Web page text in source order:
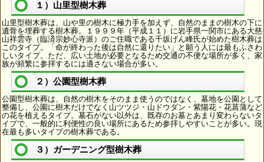
１）山里型樹木葬
山里型樹木葬は、山や里の樹木に極力手を加えず、自然のままの樹木の下に
遺骨を埋葬する樹木葬。１９９９年（平成１１）に岩手県一関市にある大慈
山祥雲寺（臨済宗妙心寺派）のご住職である千坂げん峰氏が始めた樹木葬は
このタイプ。「命が終わった後は自然に還りたい」と願う人には最もふさわ
しいタイプ。ただ、広い土地が必要となるため交通の不便な場所が多く、家
族が頻繁に参拝するには適さない場合が多い。
２）公園型樹木葬
公園型樹木葬は、自然の樹木をそのまま使うのではなく、墓地を公園として
整備し、公園に樹木だけでなく山ツツジ・山ドウダン・紫陽花・花菖蒲など
の花を植えるタイプ。墓石がない以外は、既存のお墓とあまり変わらないタ
イプで、一般的に利便性の良い場所にあるため参拝しやすいことが多い。現
在最も多いタイプの樹木葬である。
３）ガーデニング型樹木葬